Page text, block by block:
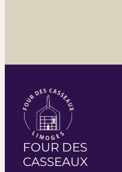
FOUR DES
CASSEAUX